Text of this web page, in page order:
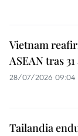
Vietnam
ASEAN tras
28/07/2026 09:04
Tailandia